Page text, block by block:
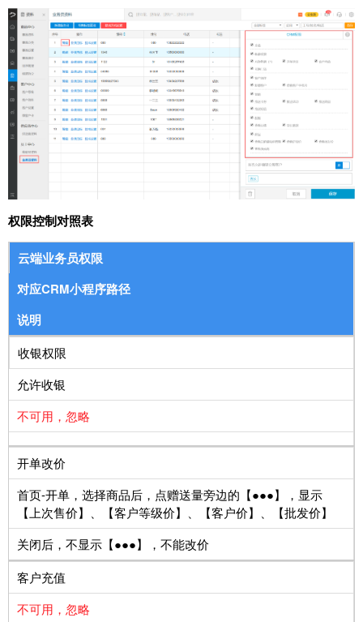
权限控制对照表
云端业务员权限
对应CRM小程序路径
说明
收银权限
允许收银
不可用，忽略
开单改价
首页-开单，选择商品后，点赠送量旁边的【●●●】，显示
【上次售价】、【客户等级价】、【客户价】、【批发价】
关闭后，不显示【●●●】，不能改价
客户充值
不可用，忽略